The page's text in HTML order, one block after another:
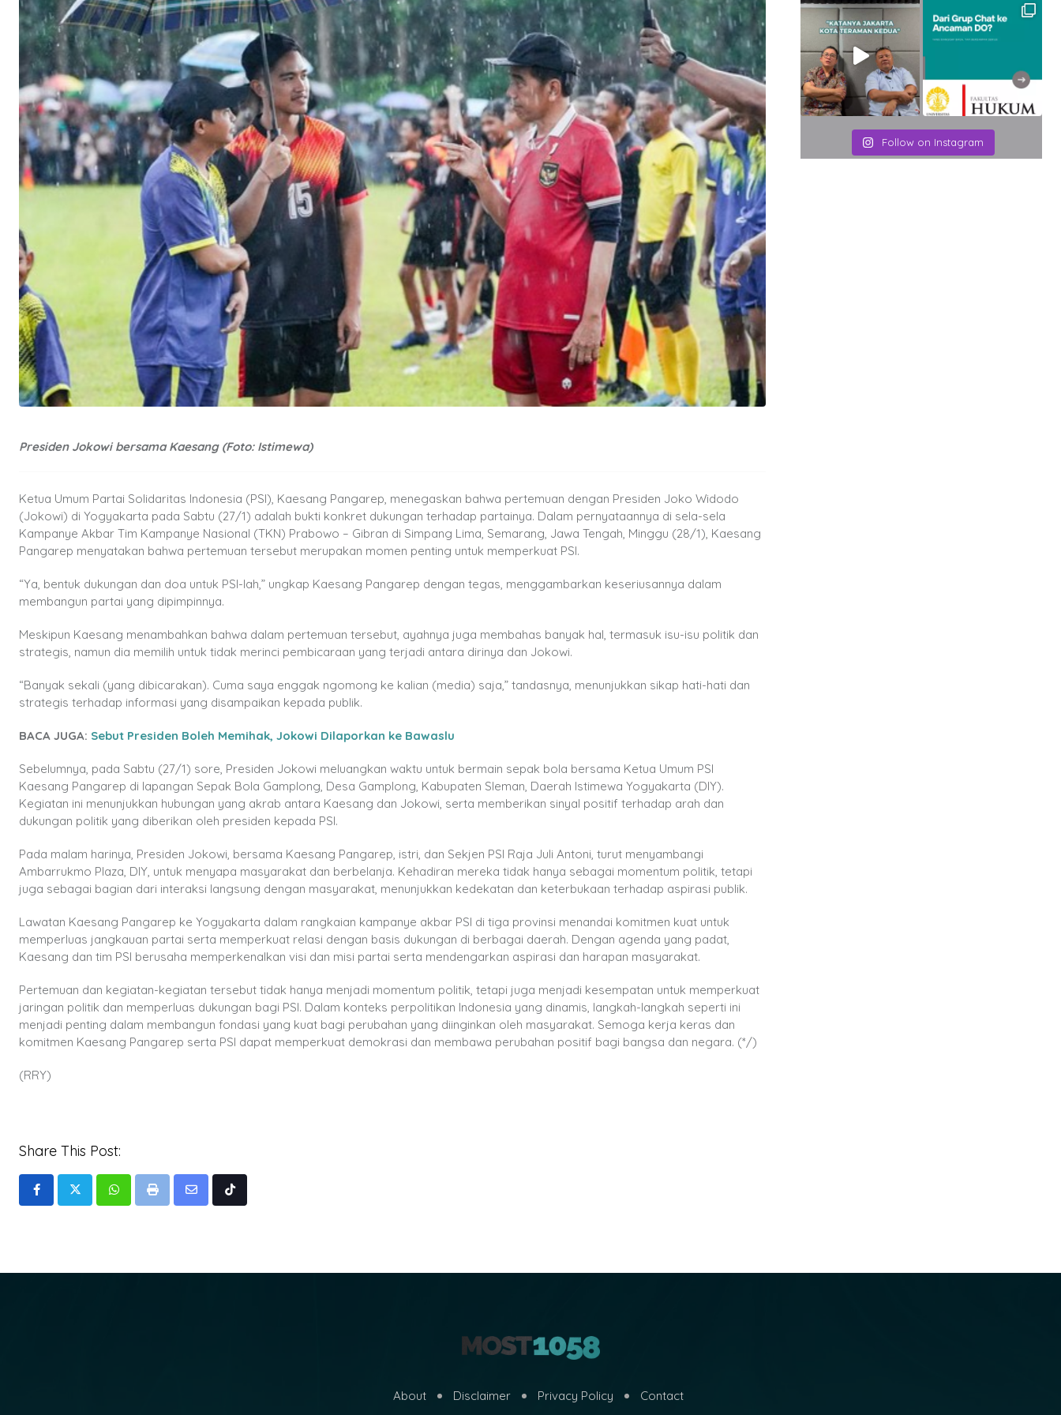
Presiden Jokowi bersama Kaesang (Foto: Istimewa)
Ketua Umum Partai Solidaritas Indonesia (PSI), Kaesang Pangarep, menegaskan bahwa pertemuan dengan Presiden Joko Widodo
(Jokowi) di Yogyakarta pada Sabtu (27/1) adalah bukti konkret dukungan terhadap partainya. Dalam pernyataannya di sela-sela
Kampanye Akbar Tim Kampanye Nasional (TKN) Prabowo – Gibran di Simpang Lima, Semarang, Jawa Tengah, Minggu (28/1), Kaesang
Pangarep menyatakan bahwa pertemuan tersebut merupakan momen penting untuk memperkuat PSI.
“Ya, bentuk dukungan dan doa untuk PSI-lah,” ungkap Kaesang Pangarep dengan tegas, menggambarkan keseriusannya dalam
membangun partai yang dipimpinnya.
Meskipun Kaesang menambahkan bahwa dalam pertemuan tersebut, ayahnya juga membahas banyak hal, termasuk isu-isu politik dan
strategis, namun dia memilih untuk tidak merinci pembicaraan yang terjadi antara dirinya dan Jokowi.
“Banyak sekali (yang dibicarakan). Cuma saya enggak ngomong ke kalian (media) saja,” tandasnya, menunjukkan sikap hati-hati dan
strategis terhadap informasi yang disampaikan kepada publik.
BACA JUGA: Sebut Presiden Boleh Memihak, Jokowi Dilaporkan ke Bawaslu
Sebelumnya, pada Sabtu (27/1) sore, Presiden Jokowi meluangkan waktu untuk bermain sepak bola bersama Ketua Umum PSI
Kaesang Pangarep di lapangan Sepak Bola Gamplong, Desa Gamplong, Kabupaten Sleman, Daerah Istimewa Yogyakarta (DIY).
Kegiatan ini menunjukkan hubungan yang akrab antara Kaesang dan Jokowi, serta memberikan sinyal positif terhadap arah dan
dukungan politik yang diberikan oleh presiden kepada PSI.
Pada malam harinya, Presiden Jokowi, bersama Kaesang Pangarep, istri, dan Sekjen PSI Raja Juli Antoni, turut menyambangi
Ambarrukmo Plaza, DIY, untuk menyapa masyarakat dan berbelanja. Kehadiran mereka tidak hanya sebagai momentum politik, tetapi
juga sebagai bagian dari interaksi langsung dengan masyarakat, menunjukkan kedekatan dan keterbukaan terhadap aspirasi publik.
Lawatan Kaesang Pangarep ke Yogyakarta dalam rangkaian kampanye akbar PSI di tiga provinsi menandai komitmen kuat untuk
memperluas jangkauan partai serta memperkuat relasi dengan basis dukungan di berbagai daerah. Dengan agenda yang padat,
Kaesang dan tim PSI berusaha memperkenalkan visi dan misi partai serta mendengarkan aspirasi dan harapan masyarakat.
Pertemuan dan kegiatan-kegiatan tersebut tidak hanya menjadi momentum politik, tetapi juga menjadi kesempatan untuk memperkuat
jaringan politik dan memperluas dukungan bagi PSI. Dalam konteks perpolitikan Indonesia yang dinamis, langkah-langkah seperti ini
menjadi penting dalam membangun fondasi yang kuat bagi perubahan yang diinginkan oleh masyarakat. Semoga kerja keras dan
komitmen Kaesang Pangarep serta PSI dapat memperkuat demokrasi dan membawa perubahan positif bagi bangsa dan negara. (*/)
(RRY)
Share This Post:
WhatsappPrint
Share
Tiktok
Follow on Instagram
About Disclaimer Privacy Policy Contact